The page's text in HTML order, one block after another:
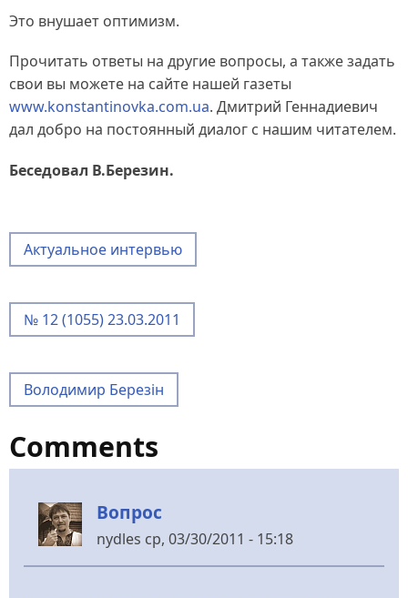
Это внушает оптимизм.
Прочитать ответы на другие вопросы, а также задать
свои вы можете на сайте нашей газеты
www.konstantinovka.com.ua. Дмитрий Геннадиевич
дал добро на постоянный диалог с нашим читателем.
Беседовал В.Березин.
Актуальное интервью
№ 12 (1055) 23.03.2011
Володимир Березін
Comments
Вопрос
nydles ср, 03/30/2011 - 15:18